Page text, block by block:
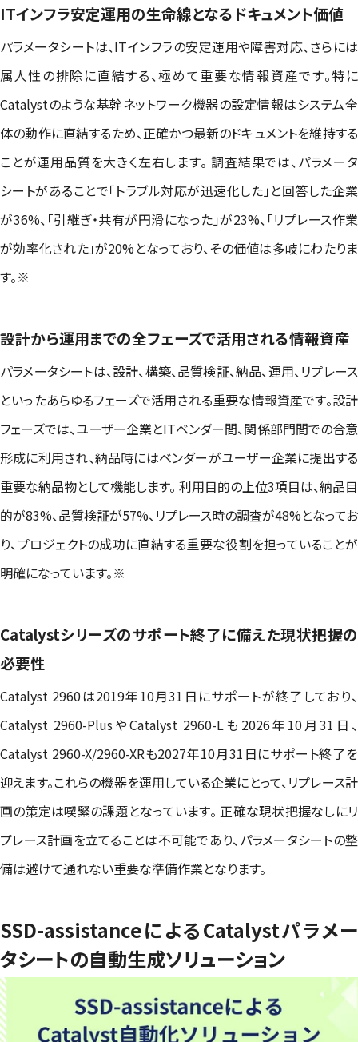
ITインフラ安定運用の生命線となるドキュメント価値
パラメータシートは、ITインフラの安定運用や障害対応、さらには
属人性の排除に直結する、極めて重要な情報資産です。特に
Catalystのような基幹ネットワーク機器の設定情報はシステム全
体の動作に直結するため、正確かつ最新のドキュメントを維持する
ことが運用品質を大きく左右します。 調査結果では、パラメータ
シートがあることで「トラブル対応が迅速化した」と回答した企業
が36%、「引継ぎ・共有が円滑になった」が23%、「リプレース作業
が効率化された」が20%となっており、その価値は多岐にわたりま
す。※
設計から運用までの全フェーズで活用される情報資産
パラメータシートは、設計、構築、品質検証、納品、運用、リプレース
といったあらゆるフェーズで活用される重要な情報資産です。設計
フェーズでは、ユーザー企業とITベンダー間、関係部門間での合意
形成に利用され、納品時にはベンダーがユーザー企業に提出する
重要な納品物として機能します。 利用目的の上位3項目は、納品目
的が83%、品質検証が57%、リプレース時の調査が48%となってお
り、プロジェクトの成功に直結する重要な役割を担っていることが
明確になっています。※
Catalystシリーズのサポート終了に備えた現状把握の
必要性
Catalyst 2960は2019年10月31日にサポートが終了しており、
Catalyst 2960-PlusやCatalyst 2960-Lも2026年10月31日、
Catalyst 2960-X/2960-XRも2027年10月31日にサポート終了を
迎えます。これらの機器を運用している企業にとって、リプレース計
画の策定は喫緊の課題となっています。 正確な現状把握なしにリ
プレース計画を立てることは不可能であり、パラメータシートの整
備は避けて通れない重要な準備作業となります。
SSD-assistanceによるCatalystパラメー
タシートの自動生成ソリューション